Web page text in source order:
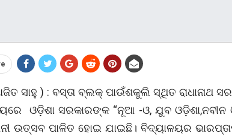
ସାହୁ ) : ବସ୍ତା ବ୍ଲକ୍ ପାଉଁଶକୁଲି ସ୍ଥିତ ରାଧାନାଥ
ଓଡ଼ିଶା ସରକାରଙ୍କ “ନୂଆ -ଓ, ଯୁବ ଓଡ଼ିଶା,ନବୀନ
ଉତ୍ସବ ପାଳିତ ହୋଇ ଯାଇଛି। ବିଦ୍ୟାଳୟର